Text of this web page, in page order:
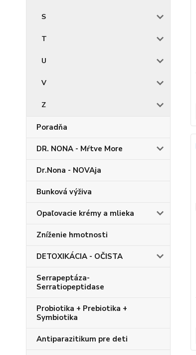
S
T
U
V
Z
Poradňa
DR. NONA - Mŕtve More
Dr.Nona - NOVAja
Bunková výživa
Opaľovacie krémy a mlieka
Zníženie hmotnosti
DETOXIKÁCIA - OČISTA
Serrapeptáza-
Serratiopeptidase
Probiotika + Prebiotika +
Symbiotika
Antiparazitikum pre deti